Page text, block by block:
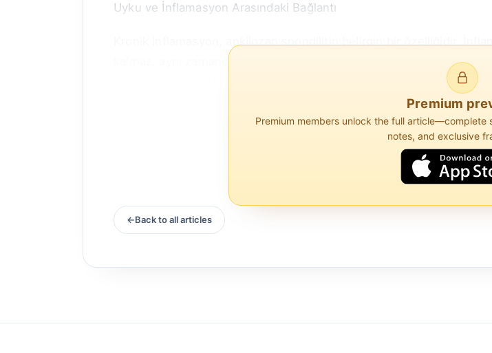
Uyku ve İnflamasyon Arasındaki Bağlantı
Kronik inflamasyon, ankilozan spondilitin belirgin bir özelliğidir.
kalmaz, aynı zamanda uykuyu da bozar. Araştırmalar, kötü uyku
Premium
Premium members unlock the full
notes, and exclusive
Back to all articles